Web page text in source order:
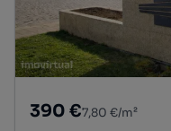
390 €7,80 €/m²